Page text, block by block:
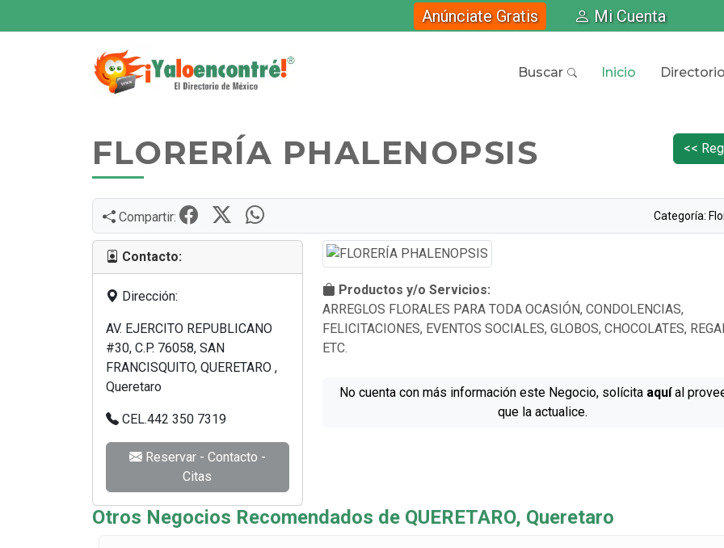
Anúnciate Gratis Mi Cuenta
Buscar Inicio
FLORERÍA PHALENOPSIS <<
Compartir: Categoría:
Contacto:
Dirección:
AV. EJERCITO REPUBLICANO
#30, C.P. 76058, SAN
FRANCISQUITO, QUERETARO ,
Queretaro
CEL.442 350 7319
Reservar - Contacto -
Citas
Productos y/o Servicios:
ARREGLOS FLORALES PARA TODA OCASIÓN, CONDOLENCIAS,
FELICITACIONES, EVENTOS SOCIALES, GLOBOS, CHOCOLATES,
ETC.
No cuenta con más información este Negocio, solícita aquíal
que la actualice.
Otros Negocios Recomendados de QUERETARO, Queretaro